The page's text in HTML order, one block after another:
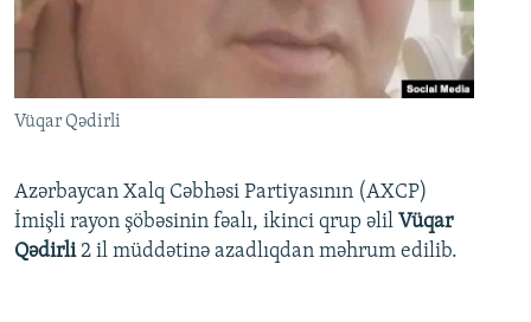
Vüqar Qədirli
Azərbaycan Xalq Cəbhəsi Partiyasının (AXCP)
İmişli rayon şöbəsinin fəalı, ikinci qrup əlil Vüqar
Qədirli2 il müddətinə azadlıqdan məhrum edilib.